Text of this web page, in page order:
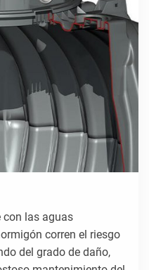
con las aguas
corren el riesgo
del grado de daño,